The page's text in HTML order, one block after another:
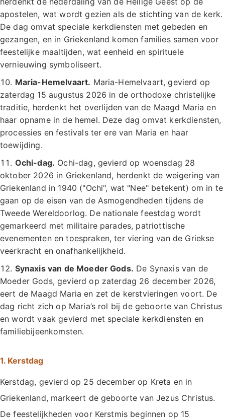
apostelen, wat wordt gezien als de stichting van de kerk.
De dag omvat speciale kerkdiensten met gebeden en
gezangen, en in Griekenland komen families samen voor
feestelijke maaltijden, wat eenheid en spirituele
vernieuwing symboliseert.
Maria-Hemelvaart. Maria-Hemelvaart, gevierd op
zaterdag 15 augustus 2026 in de orthodoxe christelijke
traditie, herdenkt het overlijden van de Maagd Maria en
haar opname in de hemel. Deze dag omvat kerkdiensten,
processies en festivals ter ere van Maria en haar
toewijding.
Ochi-dag. Ochi-dag, gevierd op woensdag 28
oktober 2026 in Griekenland, herdenkt de weigering van
Griekenland in 1940 ("Ochi", wat "Nee" betekent) om in te
gaan op de eisen van de Asmogendheden tijdens de
Tweede Wereldoorlog. De nationale feestdag wordt
gemarkeerd met militaire parades, patriottische
evenementen en toespraken, ter viering van de Griekse
veerkracht en onafhankelijkheid.
Synaxis van de Moeder Gods. De Synaxis van de
Moeder Gods, gevierd op zaterdag 26 december 2026,
eert de Maagd Maria en zet de kerstvieringen voort. De
dag richt zich op Maria’s rol bij de geboorte van Christus
en wordt vaak gevierd met speciale kerkdiensten en
familiebijeenkomsten.
1. Kerstdag
Kerstdag, gevierd op 25 december op Kreta en in
Griekenland, markeert de geboorte van Jezus Christus.
De feestelijkheden voor Kerstmis beginnen op 15